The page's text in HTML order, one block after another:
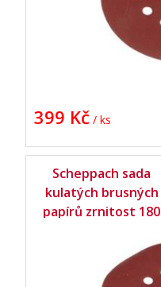
399 Kč / ks
Scheppach sada
kulatých brusných
papírů zrnitost 180
DS 920 / DS 930 (10
ks) -